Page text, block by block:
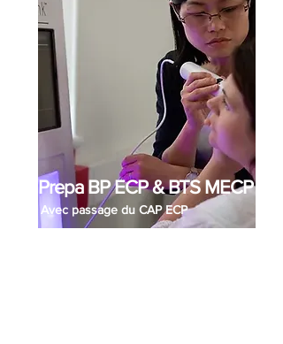
Prepa BP ECP & BTS MECP
Avec passage du CAP ECP